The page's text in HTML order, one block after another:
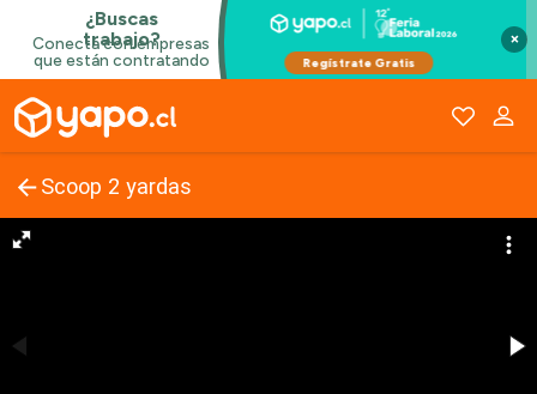
×
Scoop 2 yardas